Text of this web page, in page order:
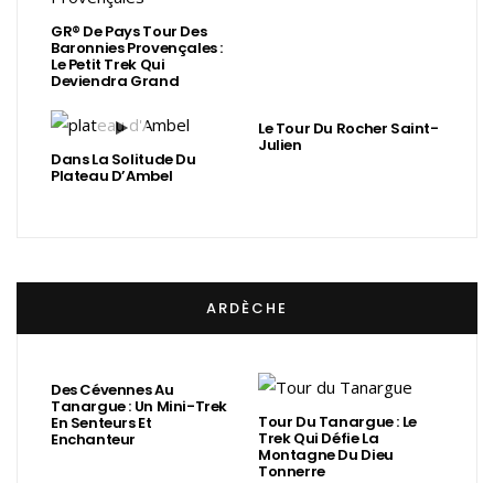
GR® De Pays Tour Des
Baronnies Provençales :
Le Petit Trek Qui
Deviendra Grand
Dans La Solitude Du
Plateau D’Ambel
Le Tour Du Rocher Saint-
Julien
ARDÈCHE
Des Cévennes Au
Tanargue : Un Mini-Trek
En Senteurs Et
Enchanteur
Tour Du Tanargue : Le
Trek Qui Défie La
Montagne Du Dieu
Tonnerre